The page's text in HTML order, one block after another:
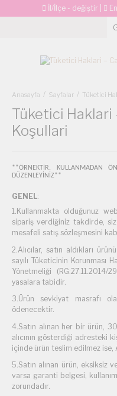
İl/İlçe - değiştir
Anasayfa Sayfalar Tüketici
Tüketici Haklari
Koşullari
**ÖRNEKTİR. KULLANMADAN
DÜZENLEYİNİZ**
GENEL:
1.Kullanmakta olduğunuz
sipariş verdiğiniz takdirde,
mesafeli satış sözleşmesini
2.Alıcılar, satın aldıkları
sayılı Tüketicinin Korunması
Yönetmeliği
yasalara tabidir.
3.Ürün sevkiyat masrafı
ödenecektir.
4.Satın alınan her bir ürün,
alıcının gösterdiği adresteki
içinde ürün teslim edilmez ise,
5.Satın alınan ürün, eksiksiz
varsa garanti belgesi,
zorundadır.